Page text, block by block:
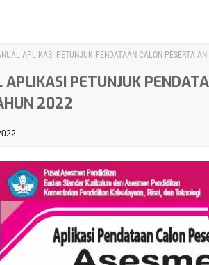
APLIKASI PETUNJUK PENDATAAN CALON PESERTA
PETUNJUK
2022